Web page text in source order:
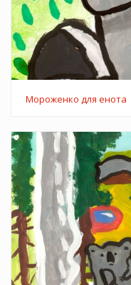
Мороженко для енота